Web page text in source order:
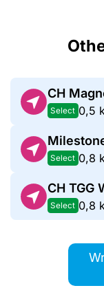
CH
Select 0,5
Select 0,8
CH TGG
Select 0,8